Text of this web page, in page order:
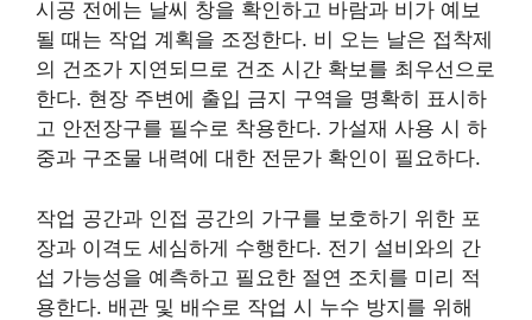
시공 전에는 날씨 창을 확인하고 바람과 비가 예보
될 때는 작업 계획을 조정한다. 비 오는 날은 접착제
의 건조가 지연되므로 건조 시간 확보를 최우선으로
한다. 현장 주변에 출입 금지 구역을 명확히 표시하
고 안전장구를 필수로 착용한다. 가설재 사용 시 하
중과 구조물 내력에 대한 전문가 확인이 필요하다.
작업 공간과 인접 공간의 가구를 보호하기 위한 포
장과 이격도 세심하게 수행한다. 전기 설비와의 간
섭 가능성을 예측하고 필요한 절연 조치를 미리 적
용한다. 배관 및 배수로 작업 시 누수 방지를 위해